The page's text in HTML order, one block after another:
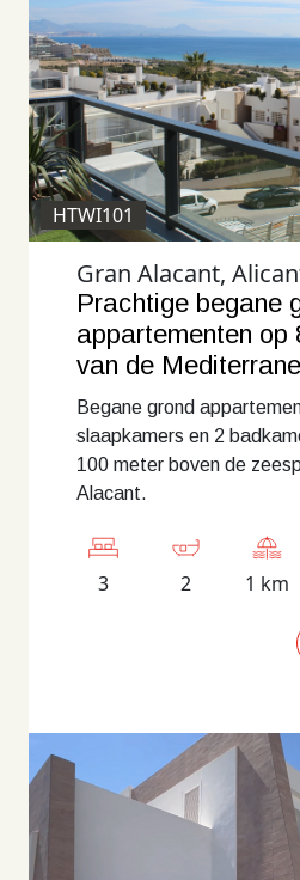
HTWI101
Gran Alacant,
Prachtige begane
appartementen op
van de
Begane grond
slaapkamers en 2
100 meter boven de
Alacant.
3 2 1 km